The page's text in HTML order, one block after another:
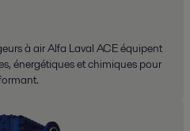
à air Alfa Laval ACE équipent
énergétiques et chimiques pour